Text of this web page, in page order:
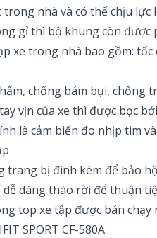
nhà và có thể chịu
gỉ thì bộ khung còn
xe trong nhà bao gồm:
chống bám bụi,
vịn của xe thì được bọc
là cảm biến đo nhịp tim
trang bị đính kèm để
dàng tháo rời để thuận
top xe tập được bán chạy
SPORT CF-580A